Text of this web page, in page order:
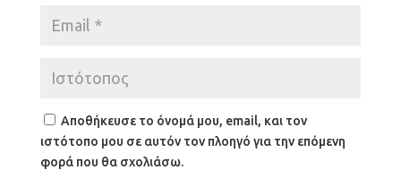
Αποθήκευσε το όνομά μου, email, και τον
ιστότοπο μου σε αυτόν τον πλοηγό για την επόμενη
φορά που θα σχολιάσω.